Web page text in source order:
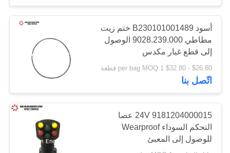
حفارة مستعملة
مرشح حفارة ساني
أسود B230101001489 ختم زيت
مطاطي 9028.239.000 الوصول
إلى قطع غيار مكدس
$26.80 - $32.80 per bag MOQ:1 قطعة
اتّصل بنا
9181204000015 24V عصا
التحكم السوداء Wearproof
للوصول إلى المعبئ